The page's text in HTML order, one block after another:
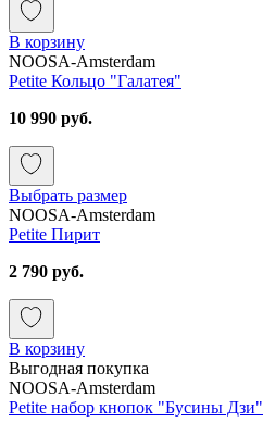
В корзину
NOOSA-Amsterdam
Petite Кольцо "Галатея"
10 990 руб.
Выбрать размер
NOOSA-Amsterdam
Petite Пирит
2 790 руб.
В корзину
Выгодная покупка
NOOSA-Amsterdam
Petite набор кнопок "Бусины Дзи"